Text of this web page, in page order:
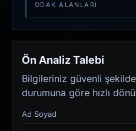
ODAK ALANLARI
Ön Analiz Talebi
Bilgileriniz güvenli
durumuna göre hızlı
Ad Soyad